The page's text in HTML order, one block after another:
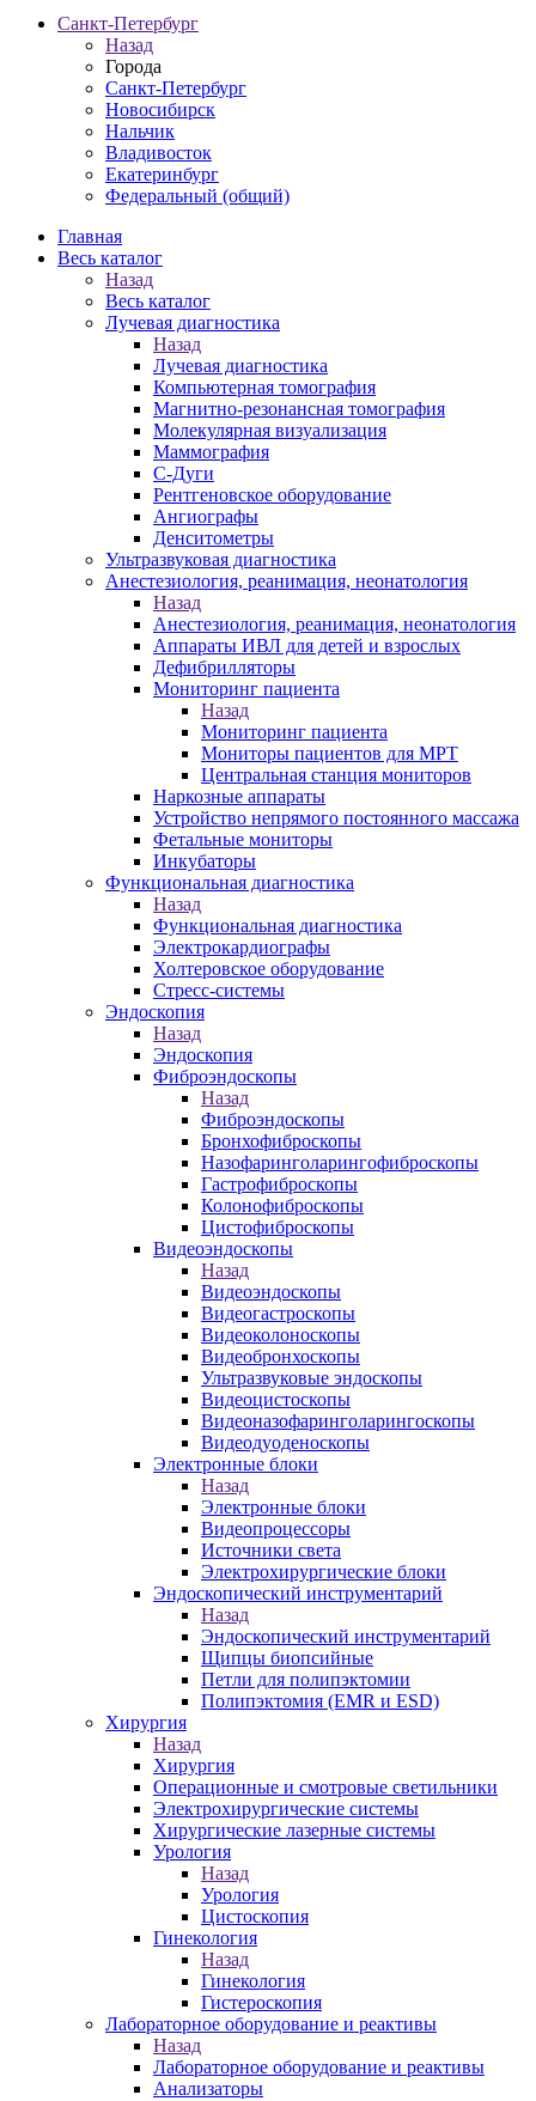
Санкт-Петербург
Назад
Города
Санкт-Петербург
Новосибирск
Нальчик
Владивосток
Екатеринбург
Федеральный (общий)
Главная
Весь каталог
Назад
Весь каталог
Лучевая диагностика
Назад
Лучевая диагностика
Компьютерная томография
Магнитно-резонансная томография
Молекулярная визуализация
Маммография
С-Дуги
Рентгеновское оборудование
Ангиографы
Денситометры
Ультразвуковая диагностика
Анестезиология, реанимация, неонатология
Назад
Анестезиология, реанимация, неонатология
Аппараты ИВЛ для детей и взрослых
Дефибрилляторы
Мониторинг пациента
Назад
Мониторинг пациента
Мониторы пациентов для МРТ
Центральная станция мониторов
Наркозные аппараты
Устройство непрямого постоянного массажа
Фетальные мониторы
Инкубаторы
Функциональная диагностика
Назад
Функциональная диагностика
Электрокардиографы
Холтеровское оборудование
Стресс-системы
Эндоскопия
Назад
Эндоскопия
Фиброэндоскопы
Назад
Фиброэндоскопы
Бронхофиброскопы
Назофаринголарингофиброскопы
Гастрофиброскопы
Колонофиброскопы
Цистофиброскопы
Видеоэндоскопы
Назад
Видеоэндоскопы
Видеогастроскопы
Видеоколоноскопы
Видеобронхоскопы
Ультразвуковые эндоскопы
Видеоцистоскопы
Видеоназофаринголарингоскопы
Видеодуоденоскопы
Электронные блоки
Назад
Электронные блоки
Видеопроцессоры
Источники света
Электрохирургические блоки
Эндоскопический инструментарий
Назад
Эндоскопический инструментарий
Щипцы биопсийные
Петли для полипэктомии
Полипэктомия (EMR и ESD)
Хирургия
Назад
Хирургия
Операционные и смотровые светильники
Электрохирургические системы
Хирургические лазерные системы
Урология
Назад
Урология
Цистоскопия
Гинекология
Назад
Гинекология
Гистероскопия
Лабораторное оборудование и реактивы
Назад
Лабораторное оборудование и реактивы
Анализаторы